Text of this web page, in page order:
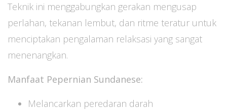
Teknik ini menggabungkan gerakan mengusap
perlahan, tekanan lembut, dan ritme teratur untuk
menciptakan pengalaman relaksasi yang sangat
menenangkan.
Manfaat Pepernian Sundanese:
Melancarkan peredaran darah